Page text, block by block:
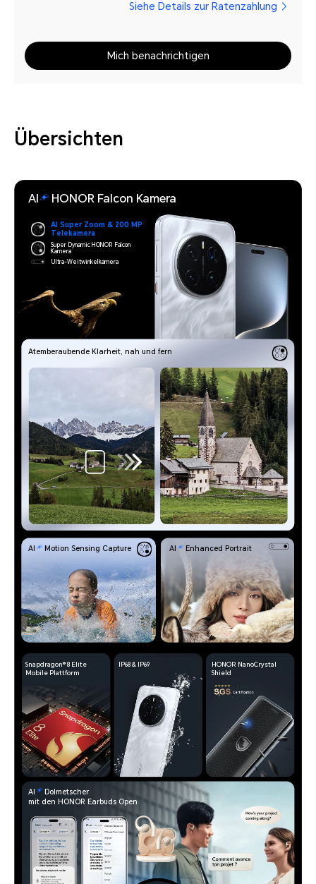
Siehe Details zur Ratenzahlung
Mich benachrichtigen
Übersichten
AI HONOR Falcon Kamera
AI Super Zoom & 200 MP
Telekamera
Super Dynamic HONOR Falcon
Kamera
Ultra-Weitwinkelkamera
Atemberaubende Klarheit, nah und fern
AI Motion Sensing Capture AI Enhanced Portrait
Snapdragon® 8 Elite
Mobile Plattform
IP68 & IP69
HONOR NanoCrystal
Shield
AI
Dolmetscher
mit den HONOR Earbuds Open